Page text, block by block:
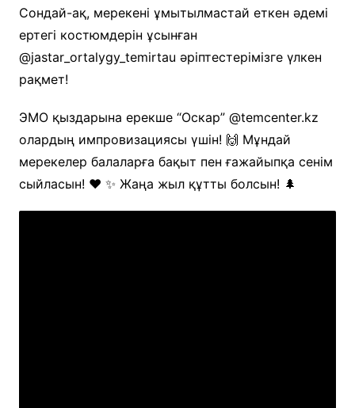
Сондай-ақ, мерекені ұмытылмастай еткен әдемі
ертегі костюмдерін ұсынған
@jastar_ortalygy_temirtau әріптестерімізге үлкен
рақмет!
ЭМО қыздарына ерекше “Оскар” @temcenter.kz
олардың импровизациясы үшін! 🙌 Мұндай
мерекелер балаларға бақыт пен ғажайыпқа сенім
сыйласын! ❤️ ✨ Жаңа жыл құтты болсын! 🌲